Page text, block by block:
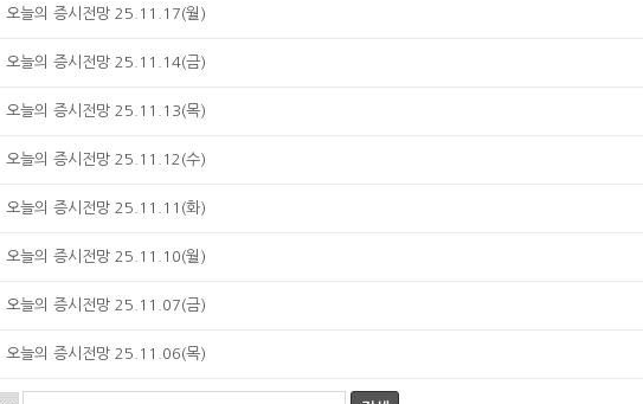
오늘의 증시전망 25.11.17(월)
오늘의 증시전망 25.11.14(금)
오늘의 증시전망 25.11.13(목)
오늘의 증시전망 25.11.12(수)
오늘의 증시전망 25.11.11(화)
오늘의 증시전망 25.11.10(월)
오늘의 증시전망 25.11.07(금)
오늘의 증시전망 25.11.06(목)